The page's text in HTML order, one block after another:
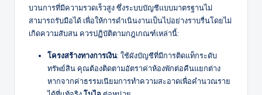
บวนการที่มีความรวดเร็วสูง ซึ่งระบบบัญชีแบบมาตรฐานไม่
สามารถรับมือได้ เพื่อให้การดำเนินงานเป็นไปอย่างราบรื่นโดยไม่
เกิดความสับสน ควรปฏิบัติตามกฎเกณฑ์เหล่านี้:
โครงสร้างทางการเงิน: ใช้ผังบัญชีที่มีการติดแท็กระดับ
ทรัพย์สิน คุณต้องติดตามอัตราค่าห้องพักต่อคืนแยกต่าง
หากจากค่าธรรมเนียมการทำความสะอาดเพื่อคำนวณราย